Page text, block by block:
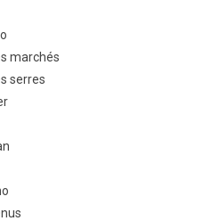
marchés
serres